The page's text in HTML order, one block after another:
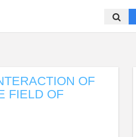
OF
FIELD OF